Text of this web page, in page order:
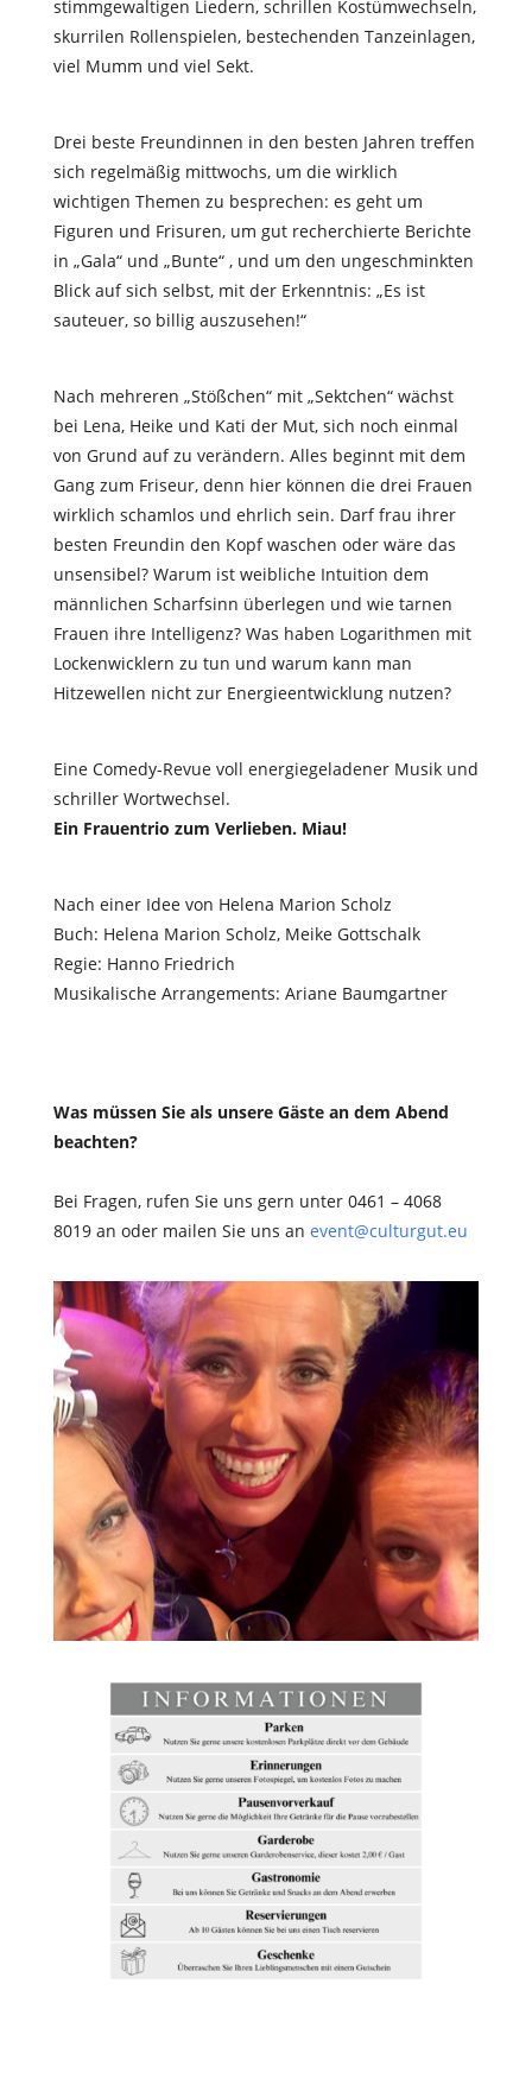
stimmgewaltigen Liedern, schrillen Kostümwechseln,
skurrilen Rollenspielen, bestechenden Tanzeinlagen,
viel Mumm und viel Sekt.
Drei beste Freundinnen in den besten Jahren treffen
sich regelmäßig mittwochs, um die wirklich
wichtigen Themen zu besprechen: es geht um
Figuren und Frisuren, um gut recherchierte Berichte
in „Gala“ und „Bunte“ , und um den ungeschminkten
Blick auf sich selbst, mit der Erkenntnis: „Es ist
sauteuer, so billig auszusehen!“
Nach mehreren „Stößchen“ mit „Sektchen“ wächst
bei Lena, Heike und Kati der Mut, sich noch einmal
von Grund auf zu verändern. Alles beginnt mit dem
Gang zum Friseur, denn hier können die drei Frauen
wirklich schamlos und ehrlich sein. Darf frau ihrer
besten Freundin den Kopf waschen oder wäre das
unsensibel? Warum ist weibliche Intuition dem
männlichen Scharfsinn überlegen und wie tarnen
Frauen ihre Intelligenz? Was haben Logarithmen mit
Lockenwicklern zu tun und warum kann man
Hitzewellen nicht zur Energieentwicklung nutzen?
Eine Comedy-Revue voll energiegeladener Musik und
schriller Wortwechsel.
Ein Frauentrio zum Verlieben. Miau!
Nach einer Idee von Helena Marion Scholz
Buch: Helena Marion Scholz, Meike Gottschalk
Regie: Hanno Friedrich
Musikalische Arrangements: Ariane Baumgartner
Was müssen Sie als unsere Gäste an dem Abend
beachten?
Bei Fragen, rufen Sie uns gern unter 0461 – 4068
8019 an oder mailen Sie uns an event@culturgut.eu